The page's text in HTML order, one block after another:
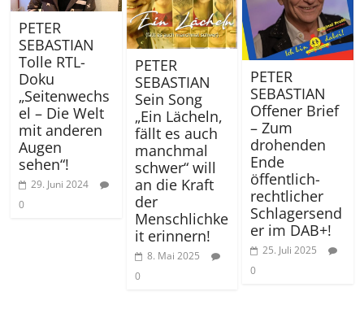
PETER
SEBASTIAN
Tolle RTL-
Doku
„Seitenwechs
el – Die Welt
mit anderen
Augen
sehen“!
29. Juni 2024
0
PETER
SEBASTIAN
Sein Song
„Ein Lächeln,
fällt es auch
manchmal
schwer“ will
an die Kraft
der
Menschlichke
it erinnern!
8. Mai 2025
0
PETER
SEBASTIAN
Offener Brief
– Zum
drohenden
Ende
öffentlich-
rechtlicher
Schlagersend
er im DAB+!
25. Juli 2025
0